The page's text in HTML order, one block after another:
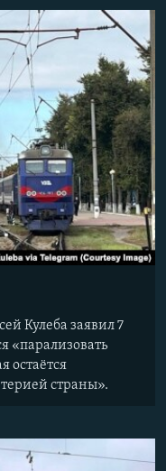
Кулеба заявил 7
«парализовать
остаётся
страны».